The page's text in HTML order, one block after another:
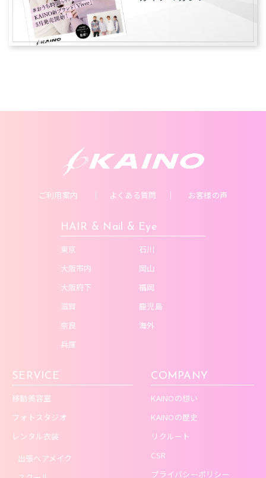
ご利用案内 よくある質問 お客様の声
HAIR & Nail & Eye
東京
大阪市内
大阪府下
滋賀
奈良
兵庫
石川
岡山
福岡
鹿児島
海外
SERVICE
移動美容室
フォトスタジオ
レンタル衣装
出張ヘアメイク
COMPANY
KAINOの想い
KAINOの歴史
リクルート
CSR
プライバシーポリシー